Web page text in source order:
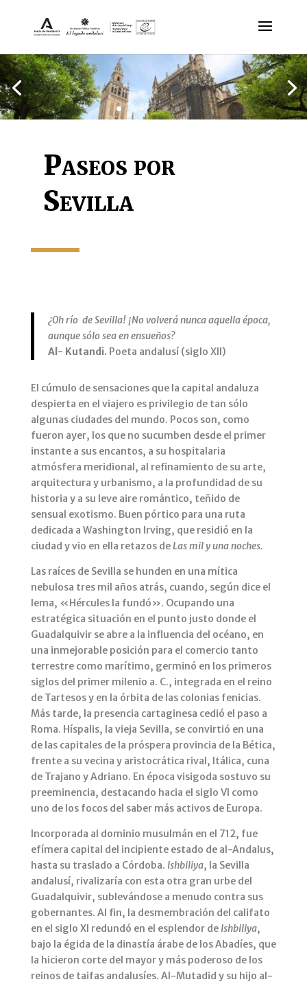
Paseos por
Sevilla
¿Oh río de Sevilla! ¡No volverá nunca aquella época,
aunque sólo sea en ensueños?
Al- Kutandi. Poeta andalusí (siglo XII)
El cúmulo de sensaciones que la capital andaluza
despierta en el viajero es privilegio de tan sólo
algunas ciudades del mundo. Pocos son, como
fueron ayer, los que no sucumben desde el primer
instante a sus encantos, a su hospitalaria
atmósfera meridional, al refinamiento de su arte,
arquitectura y urbanismo, a la profundidad de su
historia y a su leve aire romántico, teñido de
sensual exotismo. Buen pórtico para una ruta
dedicada a Washington Irving, que residió en la
ciudad y vio en ella retazos deLas mil y una noches.
Las raíces de Sevilla se hunden en una mítica
nebulosa tres mil años atrás, cuando, según dice el
lema, «Hércules la fundó». Ocupando una
estratégica situación en el punto justo donde el
Guadalquivir se abre a la influencia del océano, en
una inmejorable posición para el comercio tanto
terrestre como marítimo, germinó en los primeros
siglos del primer milenio a. C., integrada en el reino
de Tartesos y en la órbita de las colonias fenicias.
Más tarde, la presencia cartaginesa cedió el paso a
Roma. Híspalis, la vieja Sevilla, se convirtió en una
de las capitales de la próspera provincia de la Bética,
frente a su vecina y aristocrática rival, Itálica, cuna
de Trajano y Adriano. En época visigoda sostuvo su
preeminencia, destacando hacia el siglo VI como
uno de los focos del saber más activos de Europa.
Incorporada al dominio musulmán en el 712, fue
efímera capital del incipiente estado de al-Andalus,
hasta su traslado a Córdoba. Ishbiliya, la Sevilla
andalusí, rivalizaría con esta otra gran urbe del
Guadalquivir, sublevándose a menudo contra sus
gobernantes. Al fin, la desmembración del califato
en el siglo XI redundó en el esplendor deIshbiliya,
bajo la égida de la dinastía árabe de los Abadíes, que
la hicieron corte del mayor y más poderoso de los
reinos de taifas andalusíes. Al-Mutadid y su hijo al-